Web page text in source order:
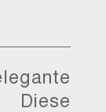
Diese